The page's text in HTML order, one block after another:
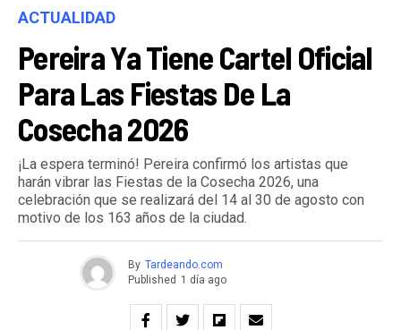
ACTUALIDAD
Pereira Ya Tiene Cartel Oficial
Para Las Fiestas De La
Cosecha 2026
¡La espera terminó! Pereira confirmó los artistas que
harán vibrar las Fiestas de la Cosecha 2026, una
celebración que se realizará del 14 al 30 de agosto con
motivo de los 163 años de la ciudad.
By Tardeando.com
Published 1 día ago